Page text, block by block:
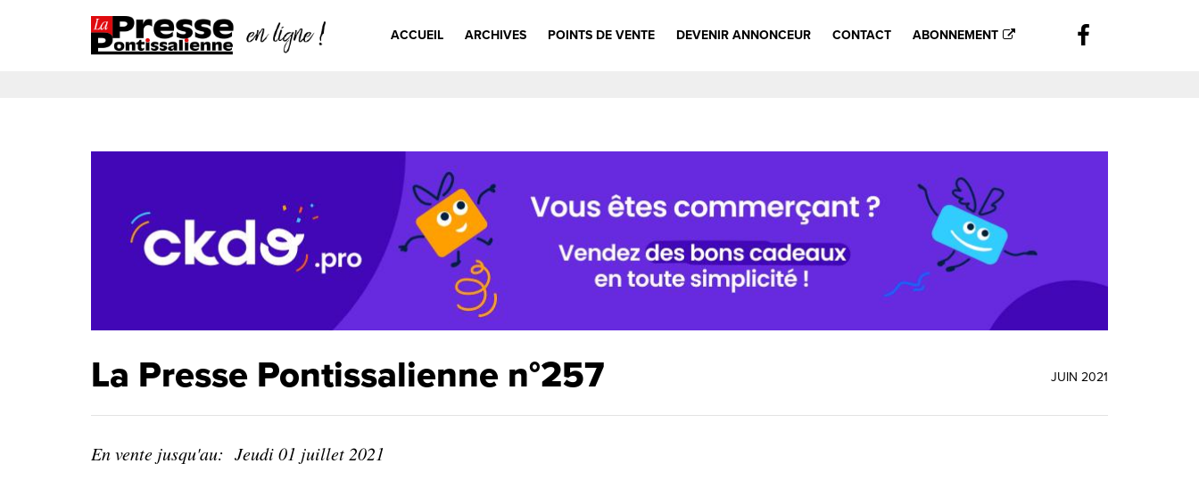
ACCUEIL ARCHIVES POINTS DE VENTE DEVENIR ANNONCEUR CONTACT ABONNEMENT
La Presse Pontissalienne n°257 JUIN 2021
En vente jusqu'au: Jeudi 01 juillet 2021